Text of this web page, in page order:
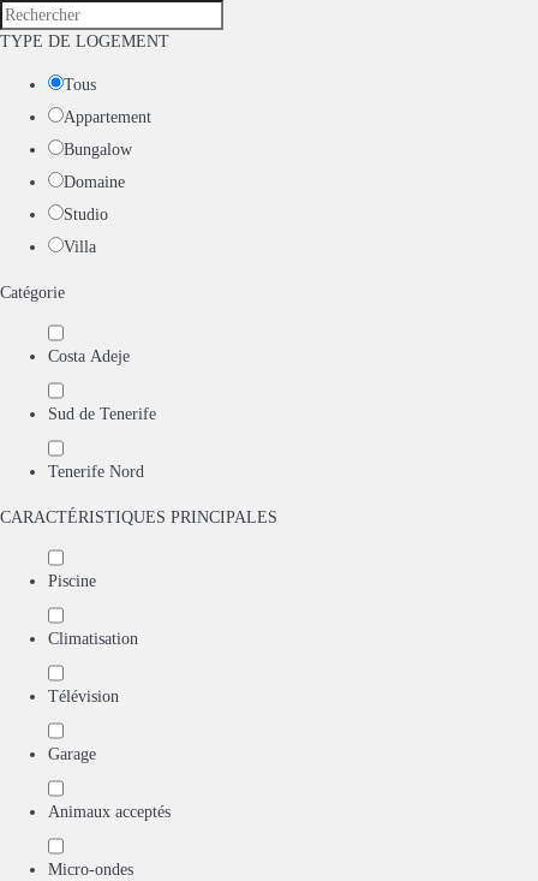
TYPE DE LOGEMENT
Tous
Appartement
Bungalow
Domaine
Studio
Villa
Catégorie
Costa Adeje
Sud de Tenerife
Tenerife Nord
CARACTÉRISTIQUES PRINCIPALES
Piscine
Climatisation
Télévision
Garage
Animaux acceptés
Micro-ondes